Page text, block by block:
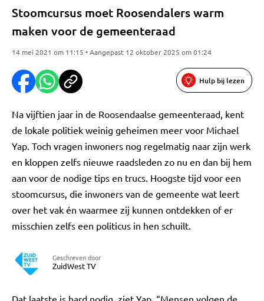
Stoomcursus moet Roosendalers warm
maken voor de gemeenteraad
14 mei 2021 om 11:15 • Aangepast 12 oktober 2025 om 01:24
Hulp bij lezen
Na vijftien jaar in de Roosendaalse gemeenteraad, kent
de lokale politiek weinig geheimen meer voor Michael
Yap. Toch vragen inwoners nog regelmatig naar zijn werk
en kloppen zelfs nieuwe raadsleden zo nu en dan bij hem
aan voor de nodige tips en trucs. Hoogste tijd voor een
stoomcursus, die inwoners van de gemeente wat leert
over het vak én waarmee zij kunnen ontdekken of er
misschien zelfs een politicus in hen schuilt.
Geschreven door
ZuidWest TV
Dat laatste is hard nodig, ziet Yap. “Mensen volgen de